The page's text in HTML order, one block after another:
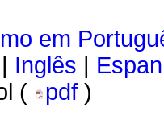
em
Inglês
(
pdf )